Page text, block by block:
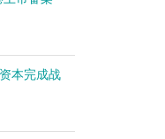
本完成战